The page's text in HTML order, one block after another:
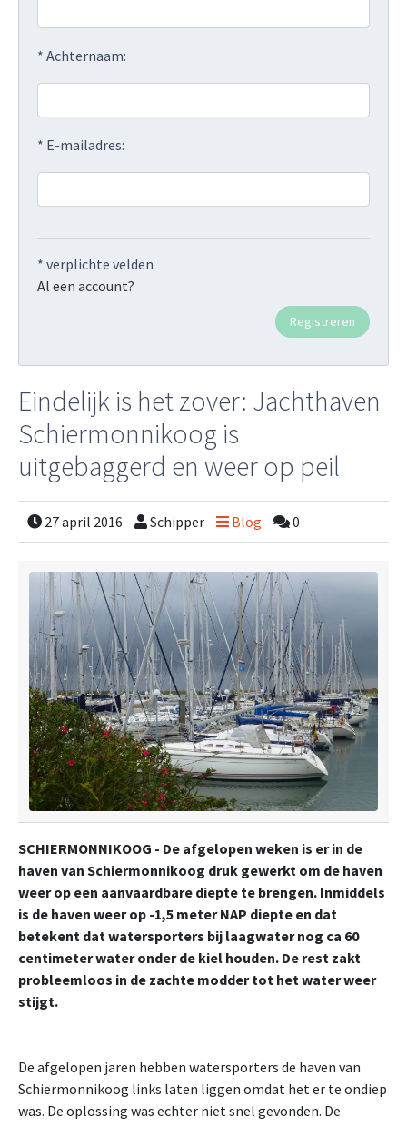
* Achternaam:
* E-mailadres:
* verplichte velden
Al een account?
Eindelijk is het zover: Jachthaven
Schiermonnikoog is
uitgebaggerd en weer op peil
27 april 2016 Schipper Blog 0
SCHIERMONNIKOOG - De afgelopen weken is er in de
haven van Schiermonnikoog druk gewerkt om de haven
weer op een aanvaardbare diepte te brengen. Inmiddels
is de haven weer op -1,5 meter NAP diepte en dat
betekent dat watersporters bij laagwater nog ca 60
centimeter water onder de kiel houden. De rest zakt
probleemloos in de zachte modder tot het water weer
stijgt.
De afgelopen jaren hebben watersporters de haven van
Schiermonnikoog links laten liggen omdat het er te ondiep
was. De oplossing was echter niet snel gevonden. De